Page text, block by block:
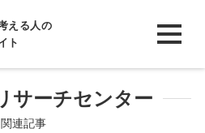
える人の
ト
サーチセンター
関連記事